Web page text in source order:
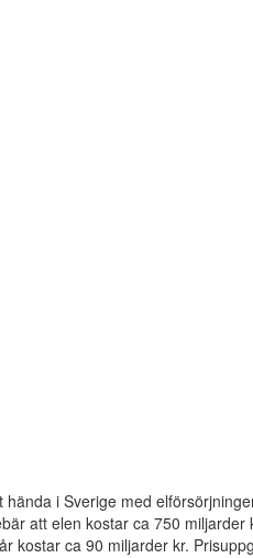
i Sverige med
att elen kostar ca 750
kostar ca 90 miljarder kr.